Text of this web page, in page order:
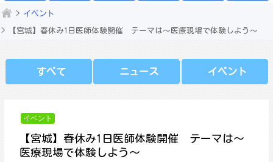
イベント
【宮城】春休み1日医師体験開催 テーマは～医療現場で体験しよう～
すべて ニュース イベント
イベント
【宮城】春休み1日医師体験開催 テーマは～
医療現場で体験しよう～